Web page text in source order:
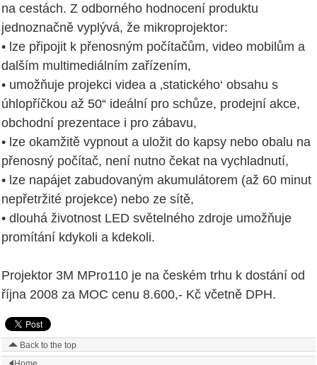
na cestách. Z odborného hodnocení produktu
jednoznačně vyplývá, že mikroprojektor:
• lze připojit k přenosným počítačům, video mobilům a
dalším multimediálním zařízením,
• umožňuje projekci videa a ‚statického‘ obsahu s
úhlopříčkou až 50“ ideální pro schůze, prodejní akce,
obchodní prezentace i pro zábavu,
• lze okamžitě vypnout a uložit do kapsy nebo obalu na
přenosný počítač, není nutno čekat na vychladnutí,
• lze napájet zabudovaným akumulátorem (až 60 minut
nepřetržité projekce) nebo ze sítě,
• dlouhá životnost LED světelného zdroje umožňuje
promítání kdykoli a kdekoli.
Projektor 3M MPro110 je na českém trhu k dostání od
října 2008 za MOC cenu 8.600,- Kč včetně DPH.
Back to the top
Home